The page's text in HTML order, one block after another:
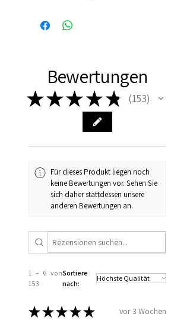
Bewertungen
★★★ ★ ★ 153
153
Für dieses Produkt liegen noch
keine Bewertungen vor. Sehen Sie
sich daher stattdessen unsere
anderen Bewertungen an.
1 – 6 von
153
Sortiere
nach:
★★★★★ vor 3 Wochen